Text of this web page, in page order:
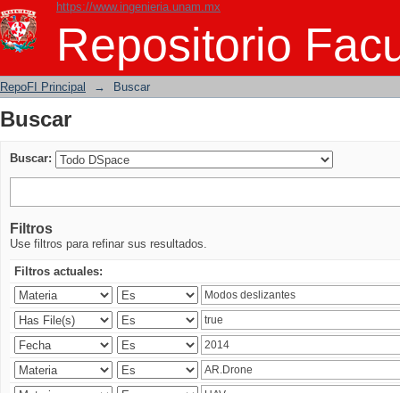
https://www.ingenieria.unam.mx
Repositorio
Buscar
RepoFI Principal → Buscar
Buscar
Buscar:
Filtros
Use filtros para refinar sus resultados.
Filtros actuales: